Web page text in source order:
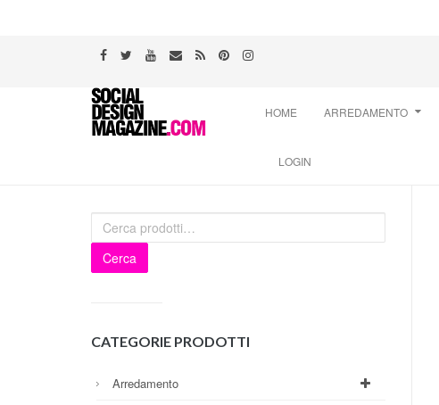
to
HOME ARREDAMENTO
LOGIN
Cerca
CATEGORIE PRODOTTI
Arredamento